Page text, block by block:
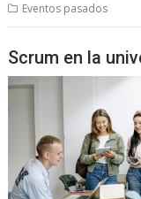
Eventos pasados
Scrum en la